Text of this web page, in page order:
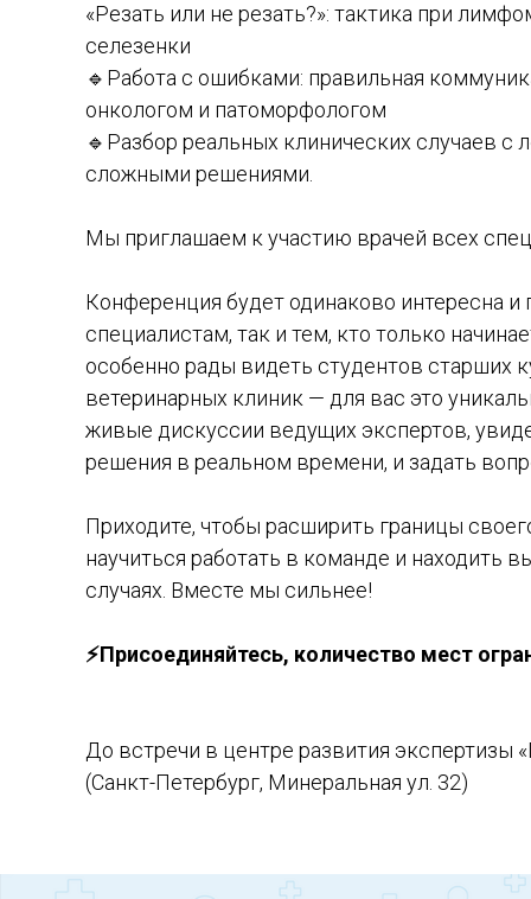
«Резать или не резать?»: тактика при
селезенки
🔹Работа с ошибками: правильная
онкологом и патоморфологом
🔹Разбор реальных клинических случаев с
сложными решениями.
Мы приглашаем к участию врачей всех
Конференция будет одинаково интересна
специалистам, так и тем, кто только
особенно рады видеть студентов старших
ветеринарных клиник — для вас это
живые дискуссии ведущих экспертов,
решения в реальном времени, и задать
Приходите, чтобы расширить границы
научиться работать в команде и находить
случаях. Вместе мы сильнее!
⚡Присоединяйтесь, количество мест
До встречи в центре развития экспертизы
(Санкт-Петербург, Минеральная ул. 32)